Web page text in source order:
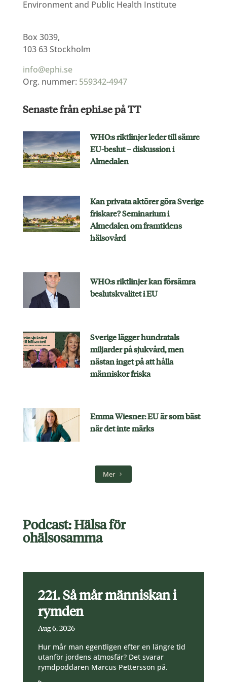
Environment and Public Health Institute
Box 3039,
103 63 Stockholm
info@ephi.se
Org. nummer: 559342-4947
Senaste från ephi.se på TT
WHO:s riktlinjer leder till sämre
EU-beslut – diskussion i
Almedalen
Kan privata aktörer göra Sverige
friskare? Seminarium i
Almedalen om framtidens
hälsovård
WHO:s riktlinjer kan försämra
beslutskvalitet i EU
Sverige lägger hundratals
miljarder på sjukvård, men
nästan inget på att hålla
människor friska
Emma Wiesner: EU är som bäst
när det inte märks
Mer
Podcast: Hälsa för
ohälsosamma
221. Så mår människan i
rymden
Aug 6, 2026
Hur mår man egentligen efter en längre tid
utanför jordens atmosfär? Det svarar
rymdpoddaren Marcus Pettersson på.